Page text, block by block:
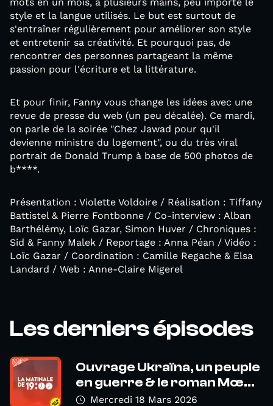
style et la langue utilisés. Le but est surtout de
s'entraîner régulièrement pour améliorer son style
et entretenir sa créativité. Et pourquoi pas, de
rencontrer des personnes partageant la même
passion pour l'écriture et la littérature.
Et pour finir, Fanny vous change les idées avec une
revue de presse du web (un peu décalée). Ce mardi,
on parle de la soirée "Chez Jawad pour qu'il
devienne ministre du logement", ou du très viral
portrait de Donald Trump à base de 500 photos de
b****.
Présentation : Violette Voldoire / Réalisation : Tiffany
Battistel & Pierre Fontbonne / Co-interview : Alban
Barthélémy, Loïc Gazar, Simon Huver / Chroniques :
Sid & Fanny Malek / Reportage : Anna Péan / Vidéo :
Loïc Gazar / Coordination : Camille Regache & Elsa
Landard / Web : Anne-Claire Migerel
Les derniers épisodes
Ouvrage Ukraïna, un peuple
en guerre & le roman Mœ...
Mercredi 18 Mars 2026